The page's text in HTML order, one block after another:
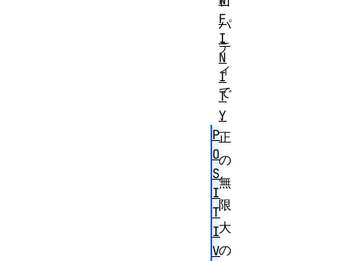
パ
テ
ィ
で
、
正
の
無
限
大
の
F
I
N
I
T
Y
P
O
S
I
T
I
V